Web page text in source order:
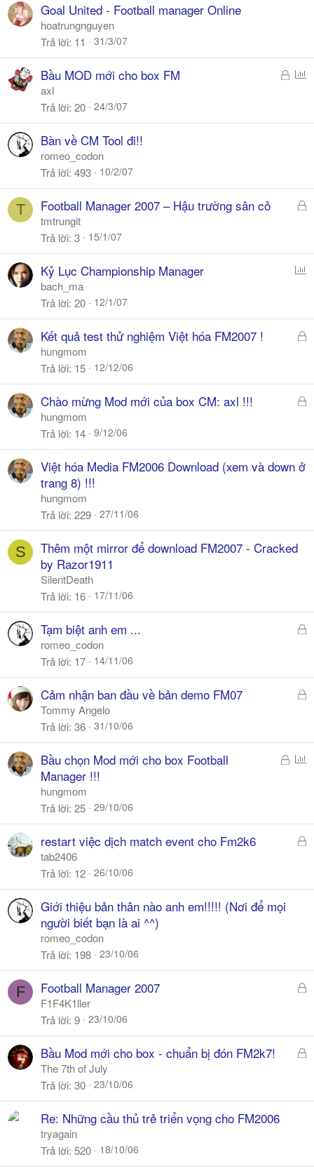
Goal United - Football manager Online
hoatrungnguyen
Trả lời 11 31/3/07
Đ
h
l
Bầu MOD mới cho box FM
axl
Trả lời 20 24/3/07
Bàn về CM Tool đi!!
romeo_codon
Trả lời 493 10/2/07
T
Đ
h
Football Manager 2007 – Hậu trường sân cỏ
tmtrungit
Trả lời 3 15/1/07
l
Kỷ Lục Championship Manager
bach_ma
Trả lời 20 12/1/07
Đ
h
a
Kết quả test thử nghiệm Việt hóa FM2007 !
hungmom
Trả lời 15 12/12/06
Đ
h
Chào mừng Mod mới của box CM: axl !!!
hungmom
Trả lời 14 9/12/06
Việt hóa Media FM2006 Download (xem và down ở
trang 8) !!!
hungmom
Trả lời 229 27/11/06
S
Thêm một mirror để download FM2007 - Cracked
by Razor1911
SilentDeath
Trả lời 16 17/11/06
Đ
h
a
Tạm biệt anh em ...
romeo_codon
Trả lời 17 14/11/06
Đ
h
Cảm nhận ban đầu về bản demo FM07
Tommy Angelo
Trả lời 36 31/10/06
Đ
ó
Bầu chọn Mod mới cho box Football
Manager !!!
hungmom
Trả lời 25 29/10/06
Đ
h
restart việc dịch match event cho Fm2k6
tab2406
Trả lời 12 26/10/06
Giới thiệu bản thân nào anh em!!!!! (Nơi để mọi
người biết bạn là ai ^^)
romeo_codon
Trả lời 198 23/10/06
F
Đ
h
a
Football Manager 2007
F1F4K1ller
Trả lời 9 23/10/06
Đ
h
Bầu Mod mới cho box - chuẩn bị đón FM2k7!
The 7th of July
Trả lời 30 23/10/06
Re: Những cầu thủ trẻ triển vọng cho FM2006
tryagain
Trả lời 520 18/10/06